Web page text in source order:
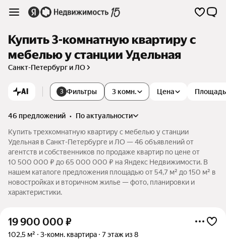
Купить 3-комнатную квартиру с
мебелью у станции Удельная
Санкт-Петербург и ЛО
AI 3 Фильтры 3 комн. Цена Площадь
46 предложений •
по актуальности
Купить трехкомнатную квартиру с мебелью у станции
Удельная в Санкт-Петербурге и ЛО — 46 объявлений от
агентств и собственников по продаже квартир по цене от
10 500 000 ₽ до 65 000 000 ₽ на Яндекс Недвижимости. В
нашем каталоге предложения площадью от 54,7 м² до 150 м² в
новостройках и вторичном жилье — фото, планировки и
характеристики.
19 900 000 ₽
102,5 м² 3-комн. квартира 7 этаж из 8